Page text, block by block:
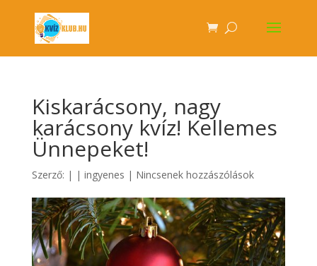
Kiskarácsony, nagy
karácsony kvíz! Kellemes
Ünnepeket!
Szerző: | | ingyenes | Nincsenek hozzászólások